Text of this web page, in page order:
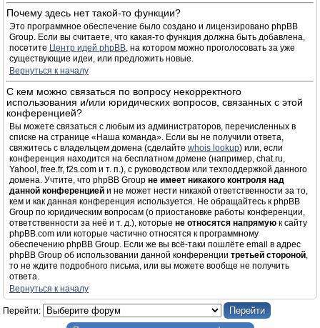
Почему здесь нет такой-то функции?
Это программное обеспечение было создано и лицензировано phpBB
Group. Если вы считаете, что какая-то функция должна быть добавлена,
посетите Центр идей phpBB, на котором можно проголосовать за уже
существующие идеи, или предложить новые.
Вернуться к началу
С кем можно связаться по вопросу некорректного
использования и/или юридических вопросов, связанных с этой
конференцией?
Вы можете связаться с любым из администраторов, перечисленных в
списке на странице «Наша команда». Если вы не получили ответа,
свяжитесь с владельцем домена (сделайте whois lookup) или, если
конференция находится на бесплатном домене (например, chat.ru,
Yahoo!, free.fr, f2s.com и т. п.), с руководством или техподдержкой данного
домена. Учтите, что phpBB Group не имеет никакого контроля над
данной конференцией и не может нести никакой ответственности за то,
кем и как данная конференция используется. Не обращайтесь к phpBB
Group по юридическим вопросам (о приостановке работы конференции,
ответственности за неё и т. д.), которые не относятся напрямую к сайту
phpBB.com или которые частично относятся к программному
обеспечению phpBB Group. Если же вы всё-таки пошлёте email в адрес
phpBB Group об использовании данной конференции третьей стороной,
то не ждите подробного письма, или вы можете вообще не получить
ответа.
Вернуться к началу
Перейти: